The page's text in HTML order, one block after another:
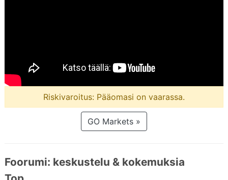
Riskivaroitus: Pääomasi on vaarassa.
GO Markets »
Foorumi: keskustelu & kokemuksia